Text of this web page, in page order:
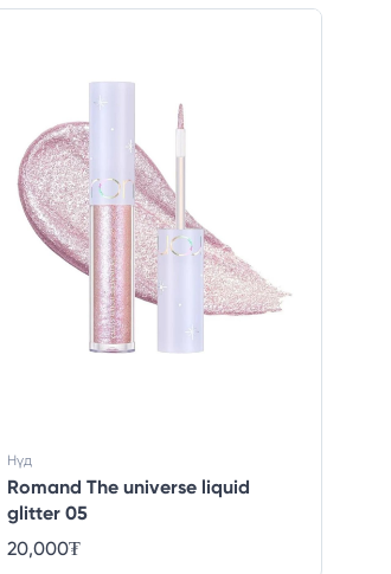
Romand The universe liquid
glitter 05
Нүд
20,000₮